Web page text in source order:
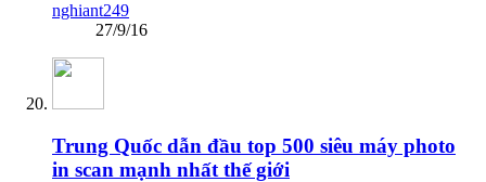
nghiant249
27/9/16
Trung Quốc dẫn đầu top 500 siêu máy photo
in scan mạnh nhất thế giới